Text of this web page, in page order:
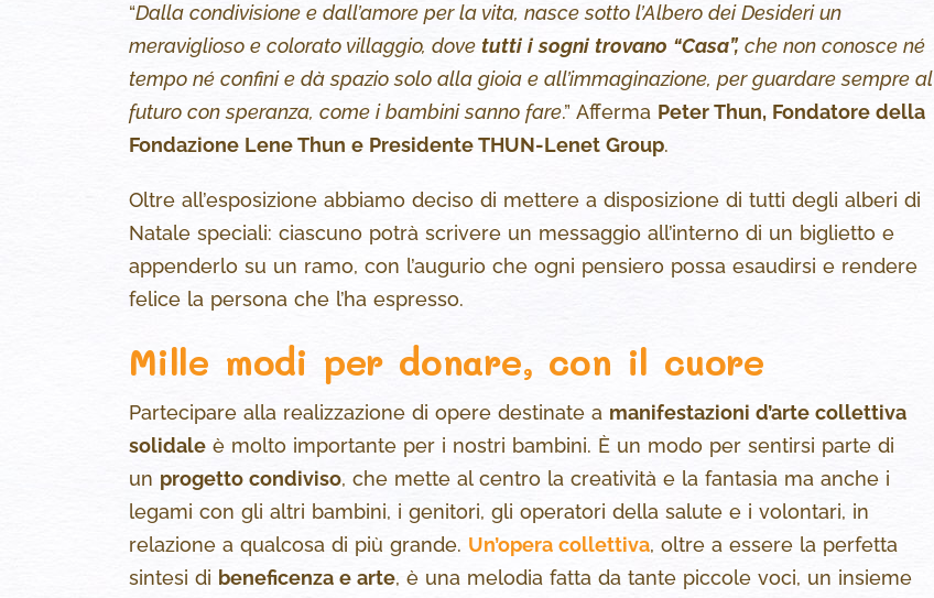
“Dalla condivisione e dall’amore per la vita, nasce sotto l’Albero dei Desideri un
meraviglioso e colorato villaggio, dove tutti i sogni trovano “Casa”, che non conosce né
tempo né confini e dà spazio solo alla gioia e all’immaginazione, per guardare sempre al
futuro con speranza, come i bambini sanno fare.” Afferma Peter Thun, Fondatore della
Fondazione Lene Thun e Presidente THUN-Lenet Group.
Oltre all’esposizione abbiamo deciso di mettere a disposizione di tutti degli alberi di
Natale speciali: ciascuno potrà scrivere un messaggio all’interno di un biglietto e
appenderlo su un ramo, con l’augurio che ogni pensiero possa esaudirsi e rendere
felice la persona che l’ha espresso.
Mille modi per donare, con il cuore
Partecipare alla realizzazione di opere destinate a manifestazioni d’arte collettiva
solidale è molto importante per i nostri bambini. È un modo per sentirsi parte di
un progetto condiviso, che mette al centro la creatività e la fantasia ma anche i
legami con gli altri bambini, i genitori, gli operatori della salute e i volontari, in
relazione a qualcosa di più grande. Un’opera collettiva, oltre a essere la perfetta
sintesi di beneficenza e arte, è una melodia fatta da tante piccole voci, un insieme